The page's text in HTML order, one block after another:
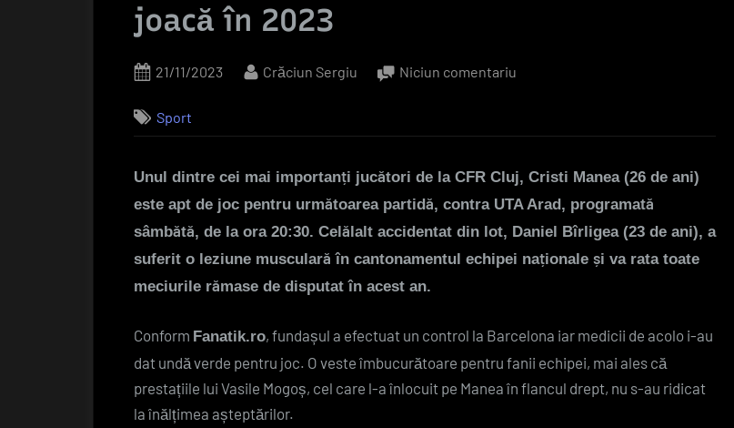
joacă în 2023
Posted
21/11/2023 By
Crăciun Sergiu Niciun comentariu
și
ei
de
joc,
celălalt
Sport
Unul dintre cei mai importanți jucători de la CFR Cluj, Cristi Manea (26 de ani)
este apt de joc pentru următoarea partidă, contra UTA Arad, programată
sâmbătă, de la ora 20:30. Celălalt accidentat din lot, Daniel Bîrligea (23 de ani), a
suferit o leziune musculară în cantonamentul echipei naționale și va rata toate
meciurile rămase de disputat în acest an.
Conform Fanatik.ro, fundașul a efectuat un control la Barcelona iar medicii de acolo i-au
dat undă verde pentru joc. O veste îmbucurătoare pentru fanii echipei, mai ales că
prestațiile lui Vasile Mogoș, cel care l-a înlocuit pe Manea în flancul drept, nu s-au ridicat
la înălțimea așteptărilor.